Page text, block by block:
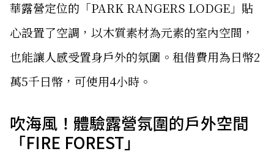
華露營定位的「PARK RANGERS LODGE」貼
心設置了空調，以木質素材為元素的室內空間，
也能讓人感受置身戶外的氛圍。租借費用為日幣2
萬5千日幣，可使用4小時。
吹海風！體驗露營氛圍的戶外空間
「FIRE FOREST」